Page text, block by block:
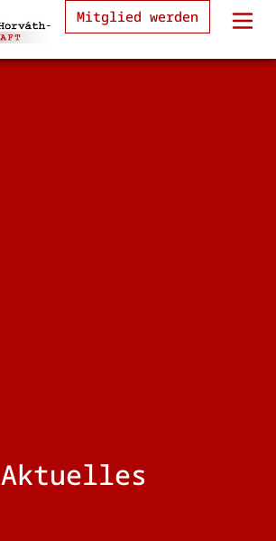
Mitglied werden
Aktuelles